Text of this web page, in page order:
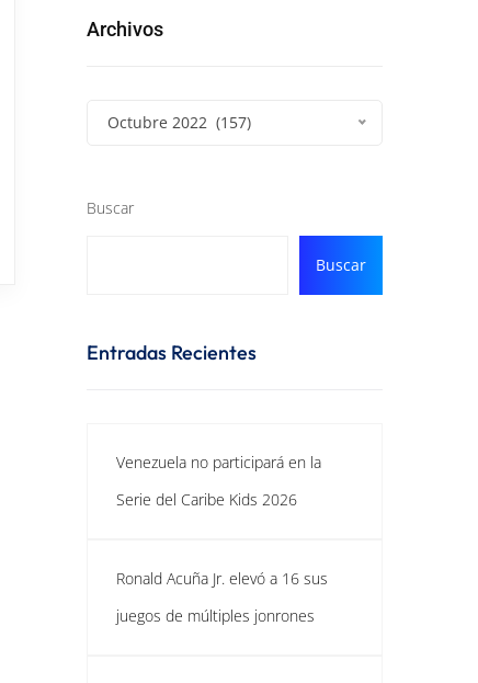
Archivos
Octubre 2022 (157)
Buscar
Buscar
Entradas Recientes
Venezuela no participará en la
Serie del Caribe Kids 2026
Ronald Acuña Jr. elevó a 16 sus
juegos de múltiples jonrones